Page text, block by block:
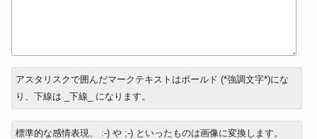
返
信
先
アスタリスクで囲んだマークテキストはボールド (*強調文字*)にな
り、下線は _下線_ になります。
標準的な感情表現、 :-) や ;-) といったものは画像に変換します。